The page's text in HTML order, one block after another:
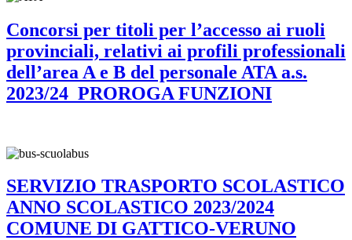
Concorsi per titoli per l’accesso ai ruoli
provinciali, relativi ai profili professionali
dell’area A e B del personale ATA a.s.
2023/24_PROROGA FUNZIONI
SERVIZIO TRASPORTO SCOLASTICO
ANNO SCOLASTICO 2023/2024
COMUNE DI GATTICO-VERUNO